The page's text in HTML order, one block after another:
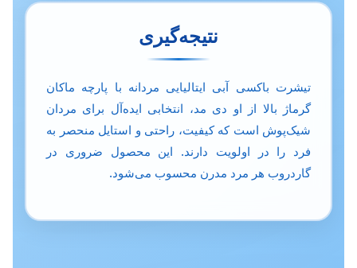
نتیجه‌گیری
تیشرت باکسی آبی ایتالیایی مردانه با پارچه ماکان
گرماژ بالا از او دی مد، انتخابی ایده‌آل برای مردان
شیک‌پوش است که کیفیت، راحتی و استایل منحصر به
فرد را در اولویت دارند. این محصول ضروری در
گاردروب هر مرد مدرن محسوب می‌شود.